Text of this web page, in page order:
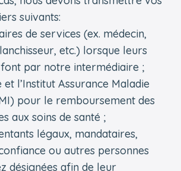
suivants:
de services (ex. médecin,
etc.) lorsque leurs
par notre intermédiaire ;
l’Institut Assurance Maladie
pour le remboursement des
aux soins de santé ;
légaux, mandataires,
ou autres personnes
désignées afin de leur